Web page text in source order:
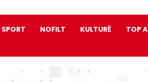
SPORT NOFILT KULTURË TOP